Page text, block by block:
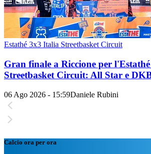
Estathé 3x3 Italia Streetbasket Circuit
Gran finale a Riccione per
Streetbasket Circuit: All Star e
06 Ago 2026 - 15:59Daniele Rubini
Calcio ora per ora